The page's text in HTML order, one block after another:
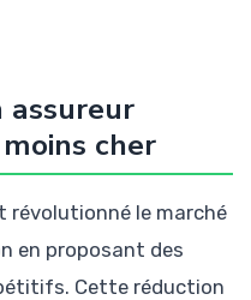
assureur
cher
révolutionné le marché
en proposant des
Cette réduction